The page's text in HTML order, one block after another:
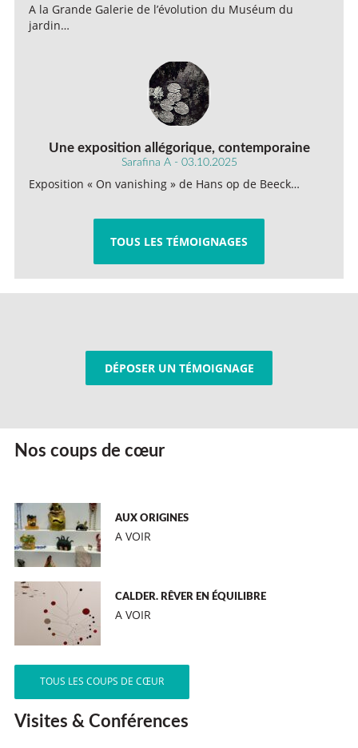
A la Grande Galerie de l’évolution du Muséum du
jardin…
Une exposition allégorique, contemporaine
Sarafina A - 03.10.2025
Exposition « On vanishing » de Hans op de Beeck…
TOUS LES TÉMOIGNAGES
DÉPOSER UN TÉMOIGNAGE
Nos coups de cœur
AUX ORIGINES
A VOIR
CALDER. RÊVER EN ÉQUILIBRE
A VOIR
TOUS LES COUPS DE CŒUR
Visites & Conférences